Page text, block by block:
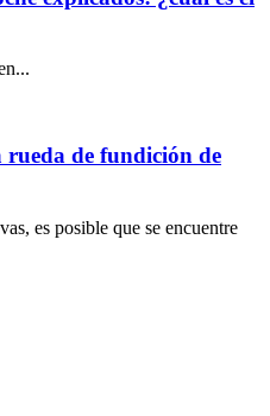
de fundición de
es posible que se encuentre